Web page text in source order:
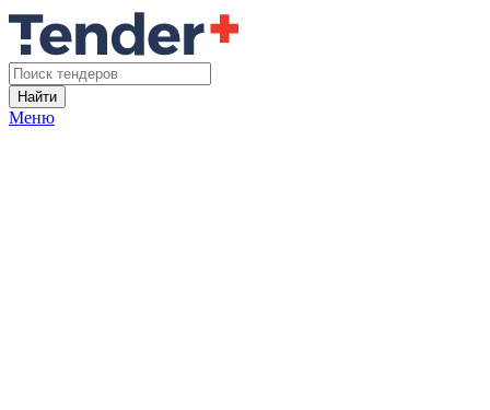
Найти
Меню